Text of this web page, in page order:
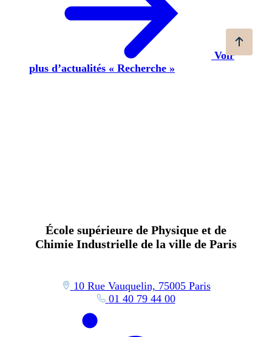
Voir
plus d’actualités « Recherche »
École supérieure de Physique et de
Chimie Industrielle de la ville de Paris
10 Rue Vauquelin, 75005 Paris
01 40 79 44 00